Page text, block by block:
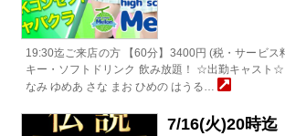
19:30迄ご来店の方 【60分】3400円 (税・サービス
キー・ソフトドリンク 飲み放題！ ☆出勤キャスト
なみ ゆめあ さな まお ひめの はうる…
7/16(火)20時迄